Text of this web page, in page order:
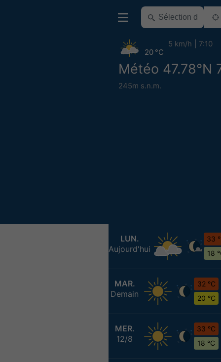
Météo 47.78°N
245m s.n.m.
20 °C
5 km/h 7:10
LUN.
Aujourd'hui
33
18
MAR.
Demain
32 °C
20 °C
MER.
12/8
33 °C
18 °C